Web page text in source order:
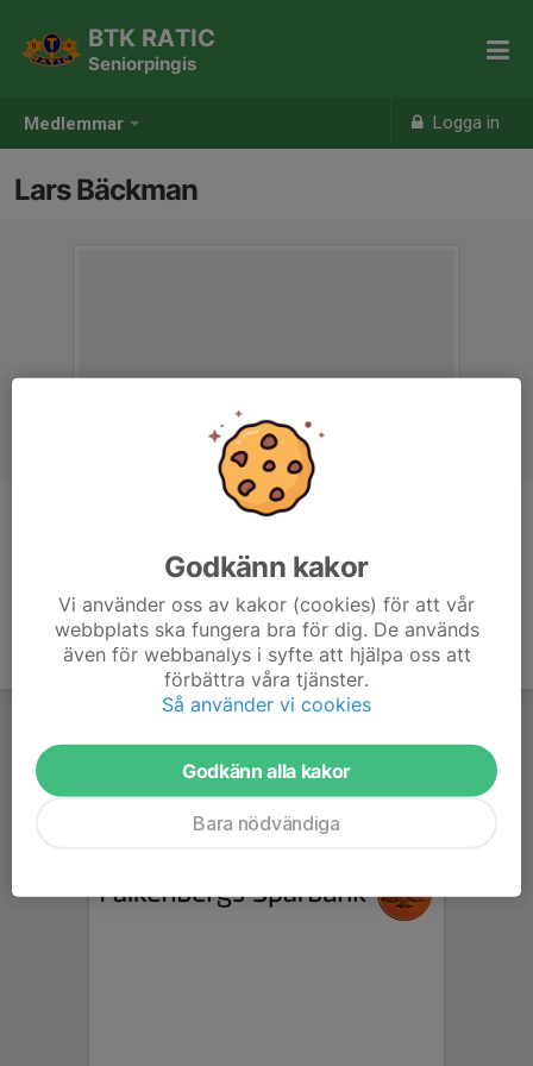
Medlemmar Logga in
BTK RATIC
Seniorpingis
Lars Bäckman
Godkänn kakor
Vi använder oss av kakor (cookies) för att vår
webbplats ska fungera bra för dig. De används
även för webbanalys i syfte att hjälpa oss att
förbättra våra tjänster.
Så använder vi cookies
Godkänn alla kakor
Bara nödvändiga